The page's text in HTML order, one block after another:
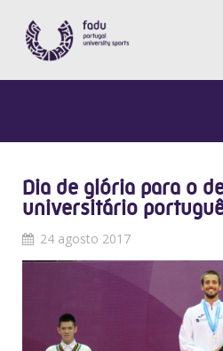
Dia de glória para o
universitário
24 agosto 2017